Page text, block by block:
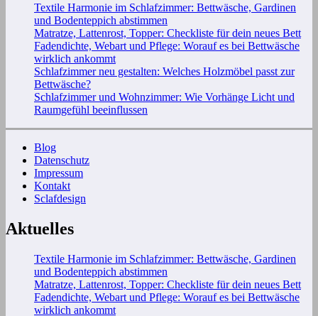
Textile Harmonie im Schlafzimmer: Bettwäsche, Gardinen
und Bodenteppich abstimmen
Matratze, Lattenrost, Topper: Checkliste für dein neues Bett
Fadendichte, Webart und Pflege: Worauf es bei Bettwäsche
wirklich ankommt
Schlafzimmer neu gestalten: Welches Holzmöbel passt zur
Bettwäsche?
Schlafzimmer und Wohnzimmer: Wie Vorhänge Licht und
Raumgefühl beeinflussen
Blog
Datenschutz
Impressum
Kontakt
Sclafdesign
Aktuelles
Textile Harmonie im Schlafzimmer: Bettwäsche, Gardinen
und Bodenteppich abstimmen
Matratze, Lattenrost, Topper: Checkliste für dein neues Bett
Fadendichte, Webart und Pflege: Worauf es bei Bettwäsche
wirklich ankommt